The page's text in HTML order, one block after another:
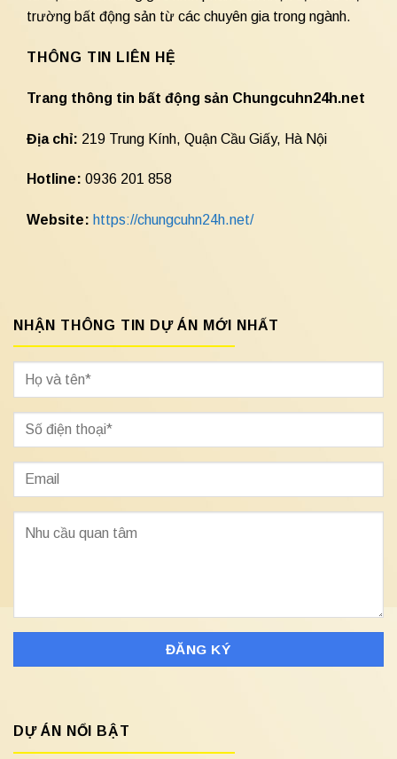
trường bất động sản từ các chuyên gia trong ngành.
THÔNG TIN LIÊN HỆ
Trang thông tin bất động sản Chungcuhn24h.net
Địa chỉ: 219 Trung Kính, Quận Cầu Giấy, Hà Nội
Hotline: 0936 201 858
Website: https://chungcuhn24h.net/
NHẬN THÔNG TIN DỰ ÁN MỚI NHẤT
DỰ ÁN NỔI BẬT